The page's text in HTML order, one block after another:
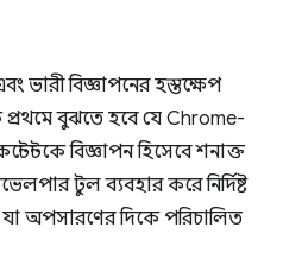
ভারী বিজ্ঞাপনের হস্তক্ষেপ
বুঝতে হবে যে Chrome-
বিজ্ঞাপন হিসেবে শনাক্ত
টুল ব্যবহার করে নির্দিষ্ট
অপসারণের দিকে পরিচালিত